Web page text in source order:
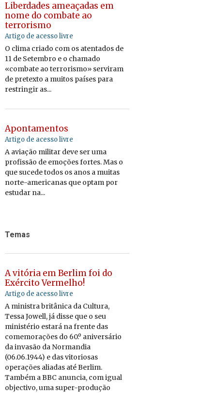
Liberdades ameaçadas em
nome do combate ao
terrorismo
Artigo de acesso livre
O clima criado com os atentados de
11 de Setembro e o chamado
«combate ao terrorismo» serviram
de pretexto a muitos países para
restringir as...
Apontamentos
Artigo de acesso livre
A aviação militar deve ser uma
profissão de emoções fortes. Mas o
que sucede todos os anos a muitas
norte-americanas que optam por
estudar na...
Temas
A vitória em Berlim foi do
Exército Vermelho!
Artigo de acesso livre
A ministra britânica da Cultura,
Tessa Jowell, já disse que o seu
ministério estará na frente das
comemorações do 60.º aniversário
da invasão da Normandia
(06.06.1944) e das vitoriosas
operações aliadas até Berlim.
Também a BBC anuncia, com igual
objectivo, uma super-produção